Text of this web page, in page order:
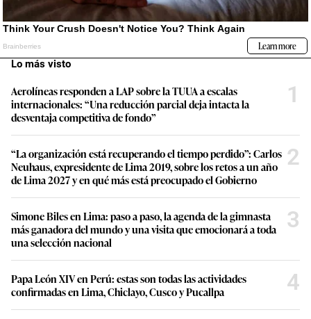
Lo más visto
Aerolíneas responden a LAP sobre la TUUA a escalas
internacionales: “Una reducción parcial deja intacta la
desventaja competitiva de fondo”
1
“La organización está recuperando el tiempo perdido”: Carlos
Neuhaus, expresidente de Lima 2019, sobre los retos a un año
de Lima 2027 y en qué más está preocupado el Gobierno
2
Simone Biles en Lima: paso a paso, la agenda de la gimnasta
más ganadora del mundo y una visita que emocionará a toda
una selección nacional
3
Papa León XIV en Perú: estas son todas las actividades
confirmadas en Lima, Chiclayo, Cusco y Pucallpa
4